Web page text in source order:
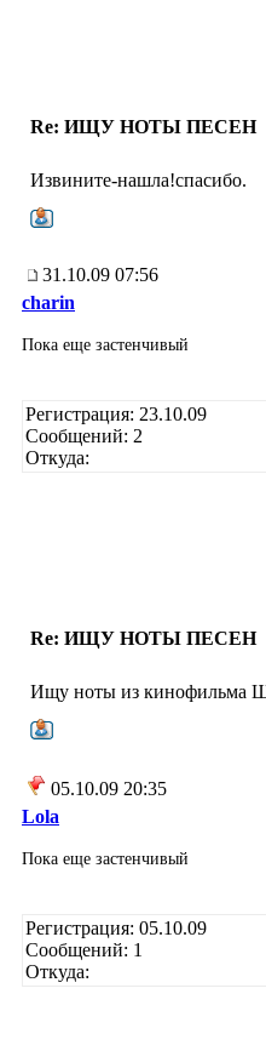
Re: ИЩУ НОТЫ ПЕСЕН
Извините-нашла!спасибо.
31.10.09 07:56
charin
Пока еще застенчивый
Регистрация: 23.10.09
Сообщений: 2
Откуда:
Re: ИЩУ НОТЫ ПЕСЕН
Ищу ноты из кинофильма
05.10.09 20:35
Lola
Пока еще застенчивый
Регистрация: 05.10.09
Сообщений: 1
Откуда: